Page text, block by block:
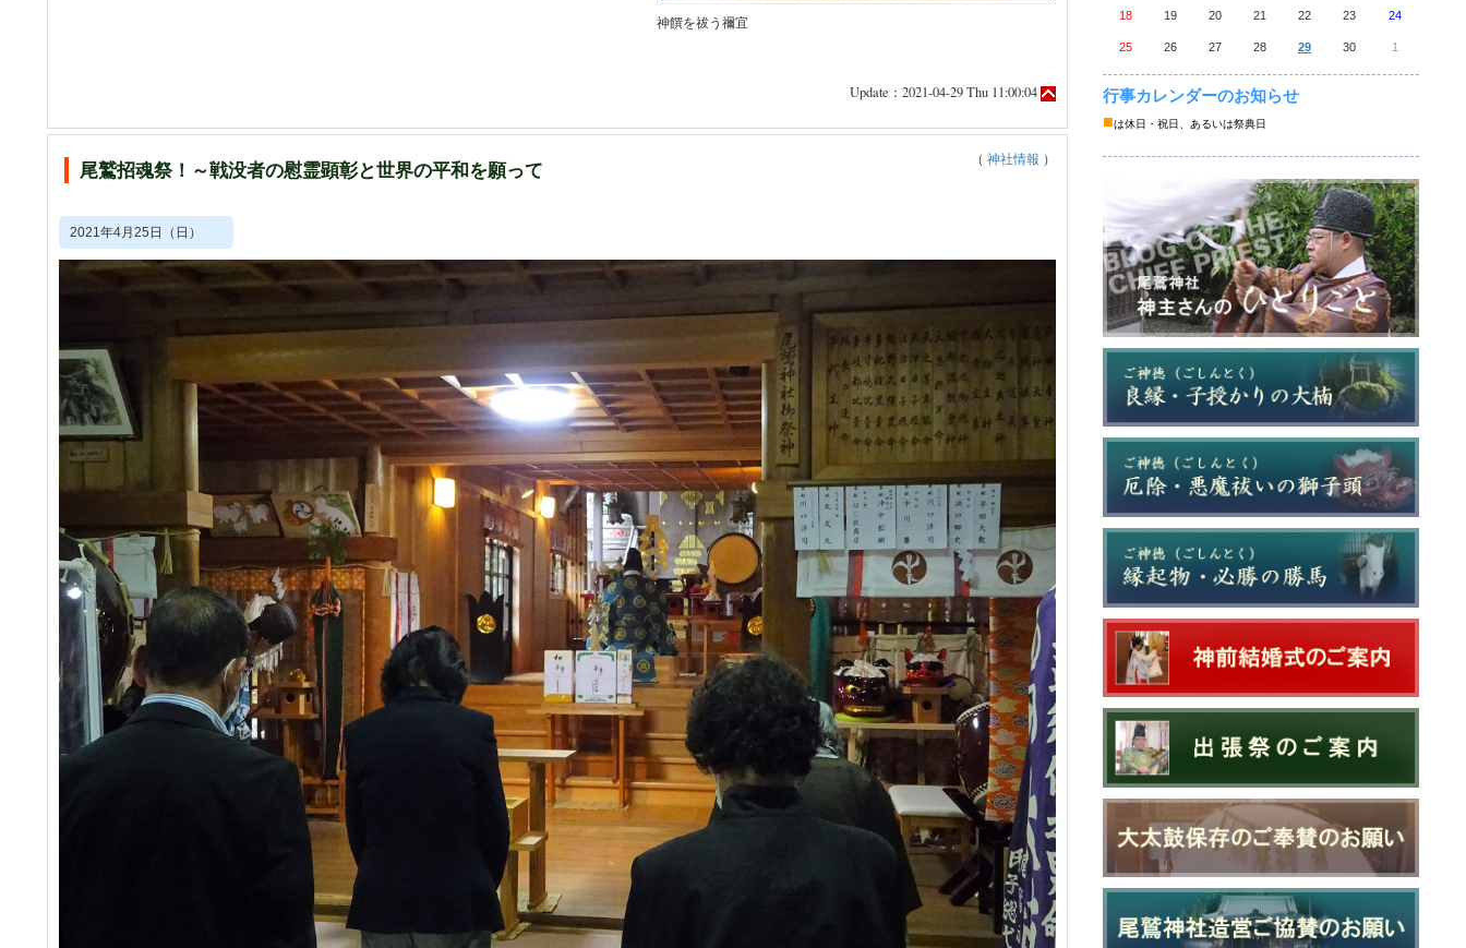
神饌を祓う禰宜
Update：2021-04-29 Thu 11:00:04
尾鷲招魂祭！～戦没者の慰霊顕彰と世界の平和を願って （ 神社情報 ）
2021年4月25日（日）
18 19 20 21 22 23 24
25 26 27 28 29 30 1
行事カレンダーのお知らせ
■は休日・祝日、あるいは祭典日